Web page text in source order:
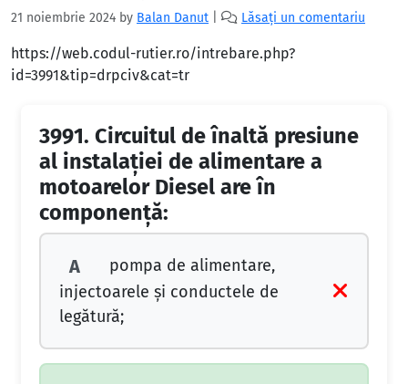
21 noiembrie 2024 by Balan Danut Lăsați un comentariu
https://web.codul-rutier.ro/intrebare.php?
id=3991&tip=drpciv&cat=tr
3991. Circuitul de înaltă presiune
al instalației de alimentare a
motoarelor Diesel are în
componență:
A
pompa de alimentare,
injectoarele și conductele de
legătură;